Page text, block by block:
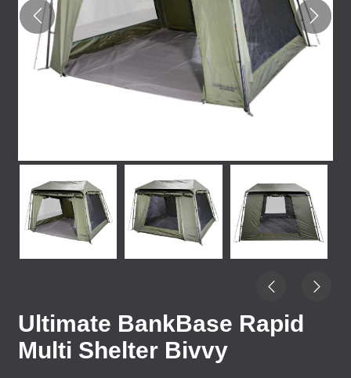
Ultimate BankBase Rapid
Multi Shelter Bivvy